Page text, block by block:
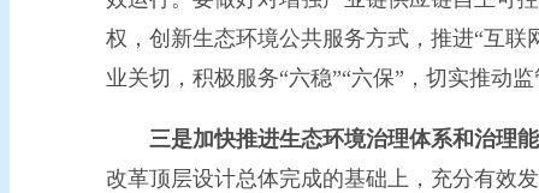
权，创新生态环境公共服务方式，推进“互
业关切，积极服务“六稳”“六保”，切实推动
三是加快推进生态环境治理体系和治理
改革顶层设计总体完成的基础上，充分有效